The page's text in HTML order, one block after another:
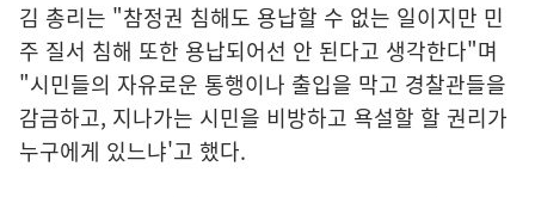
김 총리는 "참정권 침해도 용납할 수 없는 일이지만 민
주 질서 침해 또한 용납되어선 안 된다고 생각한다"며
"시민들의 자유로운 통행이나 출입을 막고 경찰관들을
감금하고, 지나가는 시민을 비방하고 욕설할 할 권리가
누구에게 있느냐'고 했다.